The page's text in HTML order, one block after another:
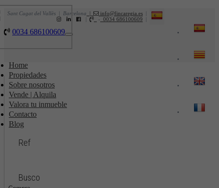
| info@fincaregia.es
Sant Cugat del Vallès | Barcelona
0034 686100609
-
0034 686100609
Toggle
Home
Propiedades
Sobre nosotros
Vende | Alquila
Valora tu inmueble
Contacto
Blog
Ref
Busco